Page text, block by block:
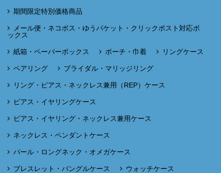
期間限定特別価格商品
メール便・ネコポス・ゆうパケット・クリックポスト対応ボ
ックス
紙箱・ペーパーボックス ポーチ・巾着 リングケース
ペアリング ブライダル・マリッジリング
リング・ピアス・ネックレス兼用（REP）ケース
ピアス・イヤリングケース
ピアス・イヤリング・ネックレス兼用ケース
ネックレス・ペンダントケース
パール・ロングネック・オメガケース
ブレスレット・バングルケース ウォッチケース